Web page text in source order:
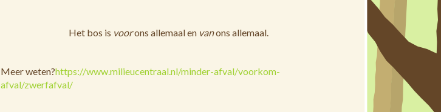
Het bos is voorons allemaal en vanons allemaal.
Meer weten?https://www.milieucentraal.nl/minder-afval/voorkom-
afval/zwerfafval/